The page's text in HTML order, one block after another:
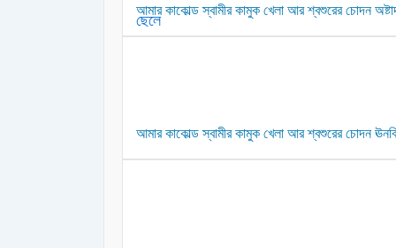
আমার কাকোল্ড স্বামীর কামুক খেলা আর শ্বশুরের চোদন
আমার কাকোল্ড স্বামীর কামুক খেলা আর শ্বশুরের চোদন